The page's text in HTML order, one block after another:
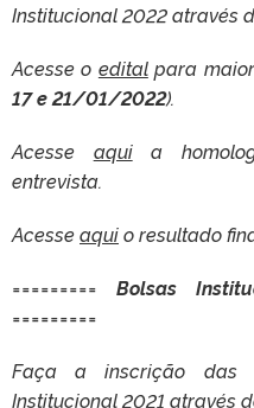
Institucional 2022 através
Acesse o editalpara
17 e 21/01/2022).
Acesse aquia
entrevista.
Acesseaquio resultado
========= Bolsas
=========
Faça a inscrição das
Institucional 2021 através